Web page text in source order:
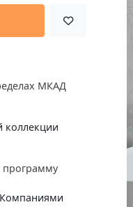
МКАД
коллекции
программу